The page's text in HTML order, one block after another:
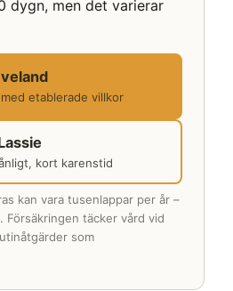
dygn, men det varierar
etablerade villkor
kort karenstid
kan vara tusenlappar per år –
Försäkringen täcker vård vid
som